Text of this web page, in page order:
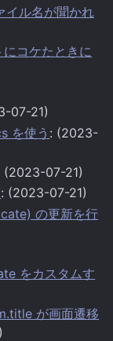
ル名が聞かれ
コケたときに
07-21)
を使う : (2023-
(2023-07-21)
: (2023-07-21)
の更新を行
をカスタムす
が画面遷移